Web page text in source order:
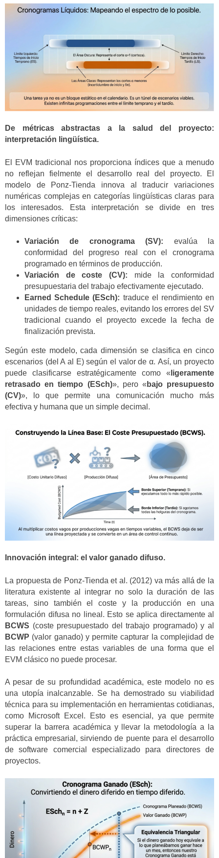
De métricas abstractas a la salud del proyecto:
interpretación lingüística.
El EVM tradicional nos proporciona índices que a menudo
no reflejan fielmente el desarrollo real del proyecto. El
modelo de Ponz-Tienda innova al traducir variaciones
numéricas complejas en categorías lingüísticas claras para
los interesados. Esta interpretación se divide en tres
dimensiones críticas:
Variación de cronograma (SV): evalúa la
conformidad del progreso real con el cronograma
programado en términos de producción.
Variación de coste (CV): mide la conformidad
presupuestaria del trabajo efectivamente ejecutado.
Earned Schedule (ESch): traduce el rendimiento en
unidades de tiempo reales, evitando los errores del SV
tradicional cuando el proyecto excede la fecha de
finalización prevista.
Según este modelo, cada dimensión se clasifica en cinco
escenarios (del A al E) según el valor de α. Así, un proyecto
puede clasificarse estratégicamente como « ligeramente
retrasado en tiempo (ESch)», pero « bajo presupuesto
(CV)», lo que permite una comunicación mucho más
efectiva y humana que un simple decimal.
Innovación integral: el valor ganado difuso.
La propuesta de Ponz-Tienda et al. (2012) va más allá de la
literatura existente al integrar no solo la duración de las
tareas, sino también el coste y la producción en una
formulación difusa no lineal. Esto se aplica directamente al
BCWS (coste presupuestado del trabajo programado) y al
BCWP (valor ganado) y permite capturar la complejidad de
las relaciones entre estas variables de una forma que el
EVM clásico no puede procesar.
A pesar de su profundidad académica, este modelo no es
una utopía inalcanzable. Se ha demostrado su viabilidad
técnica para su implementación en herramientas cotidianas,
como Microsoft Excel. Esto es esencial, ya que permite
superar la barrera académica y llevar la metodología a la
práctica empresarial, sirviendo de puente para el desarrollo
de software comercial especializado para directores de
proyectos.